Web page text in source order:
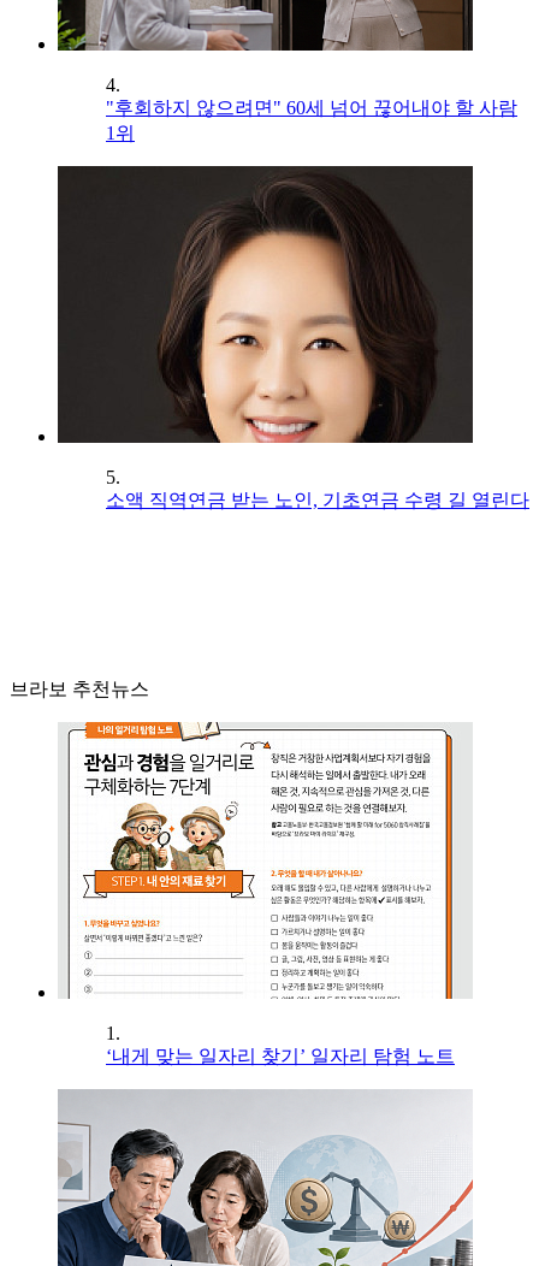
4.
"후회하지 않으려면" 60세 넘어 끊어내야 할 사람
1위
5.
소액 직역연금 받는 노인, 기초연금 수령 길 열린다
브라보 추천뉴스
1.
‘내게 맞는 일자리 찾기’ 일자리 탐험 노트